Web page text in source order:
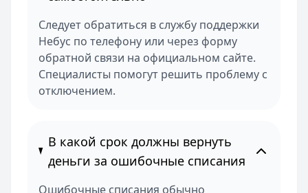
Следует обратиться в службу поддержки
Небус по телефону или через форму
обратной связи на официальном сайте.
Специалисты помогут решить проблему с
отключением.
В какой срок должны вернуть
деньги за ошибочные списания
Ошибочные списания обычно